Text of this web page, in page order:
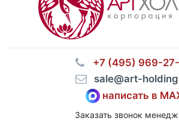
⠀+7 (495) 969-
⠀sale@art-
написать в
Заказать звонок